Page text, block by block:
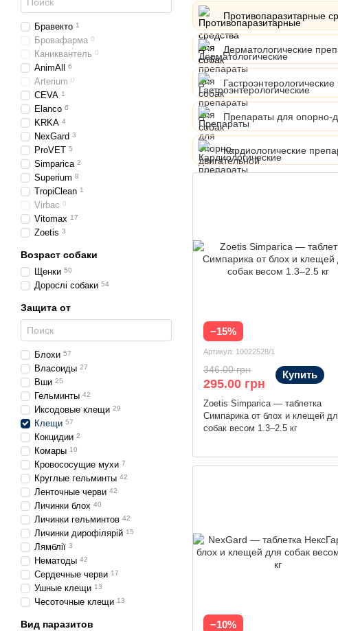
Противопаразитарные
Дерматологические
Препараты для опорно-
Кардиологические
−15%
Артикул: 10022528/1
Zoetis Simparica — таблетка
Симпарика от блох и клещей
собак весом 1.3–2.5 кг
346.00 грн
295.00 грн
Купить
−10%
Бравекто 1
Бровафарма 0
Каниквантель 0
AnimAll 6
Arterium 0
CEVA 1
Elanco 6
KRKA 4
NexGard 3
ProVET 5
Simparica 2
Superium 8
TropiClean 1
Virbac 0
Vitomax 17
Zoetis 3
Возраст собаки
Щенки 50
Дорослі собаки 54
Защита от
Блохи 57
Власоиды 27
Вши 25
Гельминты 42
Иксодовые клещи 29
Клещи 57
Кокцидии 2
Комары 10
Кровососущие мухи 7
Круглые гельминты 42
Ленточные черви 42
Личинки блох 40
Личинки гельминтов 42
Личинки дирофілярій 15
Лямблії 3
Нематоды 42
Сердечные черви 17
Ушные клещи 13
Чесоточные клещи 13
Вид паразитов